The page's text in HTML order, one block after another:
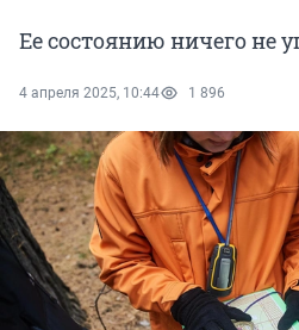
Ее состоянию ничего не
4 апреля 2025, 10:44 1 896